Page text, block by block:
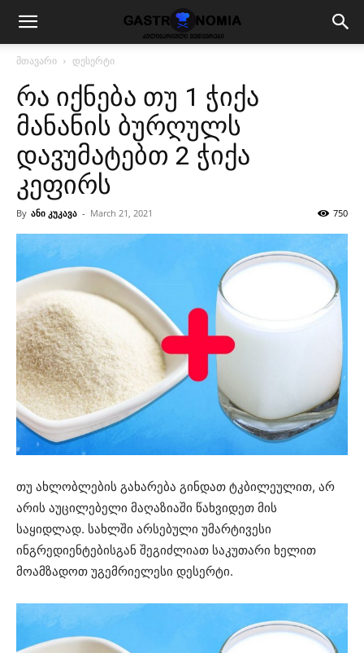
მთავარი დესერტი
რა იქნება თუ 1 ჭიქა
მანანის ბურღულს
დავუმატებთ 2 ჭიქა
კეფირს
By ანი კუკავა - March 21, 2021 750
თუ ახლობლების გახარება გინდათ ტკბილეულით, არ
არის აუცილებელი მაღაზიაში წახვიდეთ მის
საყიდლად. სახლში არსებული უმარტივესი
ინგრედიენტებისგან შეგიძლიათ საკუთარი ხელით
მოამზადოთ უგემრიელესი დესერტი.